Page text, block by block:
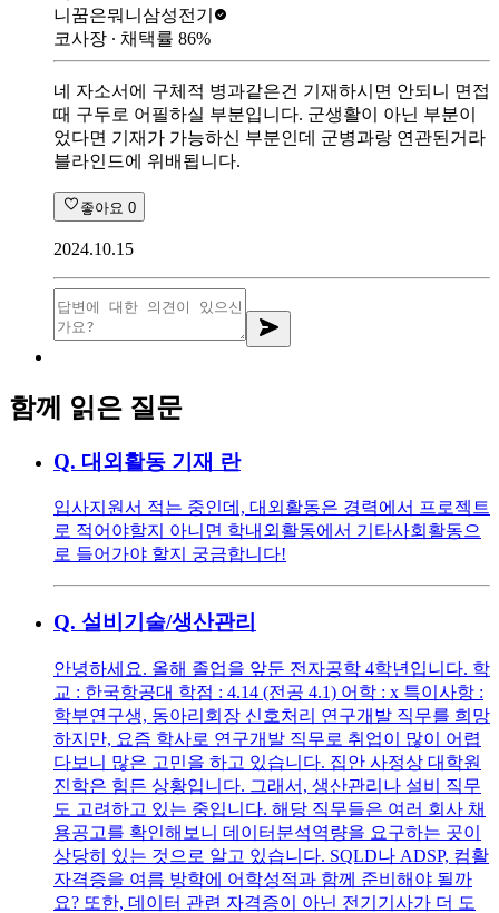
니꿈은뭐니 삼성전기
코사장 ∙ 채택률 86%
네 자소서에 구체적 병과같은건 기재하시면 안되니 면접
때 구두로 어필하실 부분입니다. 군생활이 아닌 부분이
었다면 기재가 가능하신 부분인데 군병과랑 연관된거라
블라인드에 위배됩니다.
좋아요 0
2024.10.15
함께 읽은 질문
Q. 대외활동 기재 란
입사지원서 적는 중인데, 대외활동은 경력에서 프로젝트
로 적어야할지 아니면 학내외활동에서 기타사회활동으
로 들어가야 할지 궁금합니다!
Q. 설비기술/생산관리
안녕하세요. 올해 졸업을 앞둔 전자공학 4학년입니다. 학
교 : 한국항공대 학점 : 4.14 (전공 4.1) 어학 : x 특이사항 :
학부연구생, 동아리회장 신호처리 연구개발 직무를 희망
하지만, 요즘 학사로 연구개발 직무로 취업이 많이 어렵
다보니 많은 고민을 하고 있습니다. 집안 사정상 대학원
진학은 힘든 상황입니다. 그래서, 생산관리나 설비 직무
도 고려하고 있는 중입니다. 해당 직무들은 여러 회사 채
용공고를 확인해보니 데이터분석역량을 요구하는 곳이
상당히 있는 것으로 알고 있습니다. SQLD나 ADSP, 컴활
자격증을 여름 방학에 어학성적과 함께 준비해야 될까
요? 또한, 데이터 관련 자격증이 아닌 전기기사가 더 도